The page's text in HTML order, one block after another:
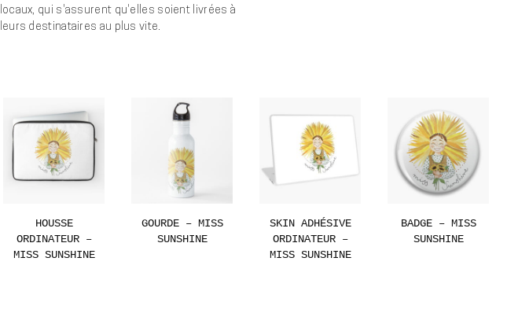
locaux, qui s'assurent qu'elles soient livrées à
leurs destinataires au plus vite.
HOUSSE
ORDINATEUR –
MISS SUNSHINE
GOURDE – MISS
SUNSHINE
SKIN ADHÉSIVE
ORDINATEUR –
MISS SUNSHINE
BADGE – MISS
SUNSHINE